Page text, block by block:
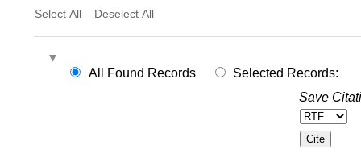
Select All Deselect All
All Found Records
Selected Records:
Save